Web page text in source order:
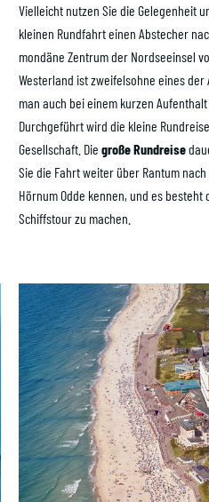
Vielleicht nutzen Sie die Gelegenheit
kleinen Rundfahrt einen Abstecher
mondäne Zentrum der Nordseeinsel
Westerland ist zweifelsohne eines
man auch bei einem kurzen
Durchgeführt wird die kleine
Gesellschaft. Die große Rundreise
Sie die Fahrt weiter über Rantum
Hörnum Odde kennen, und es besteht
Schiffstour zu machen.